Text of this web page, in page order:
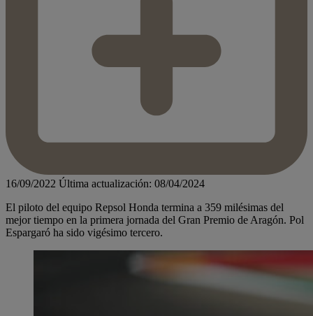
16/09/2022 Última actualización: 08/04/2024
El piloto del equipo Repsol Honda termina a 359 milésimas del
mejor tiempo en la primera jornada del Gran Premio de Aragón. Pol
Espargaró ha sido vigésimo tercero.